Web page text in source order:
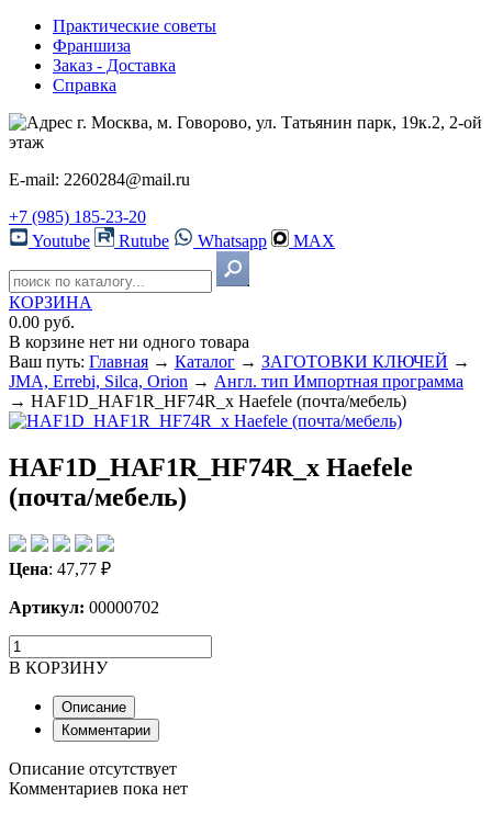
Практические советы
Франшиза
Заказ - Доставка
Справка
г. Москва, м. Говорово, ул. Татьянин парк, 19к.2, 2-ой
этаж
E-mail: 2260284@mail.ru
+7 (985) 185-23-20
Youtube
Rutube Whatsapp MAX
КОРЗИНА
0.00 руб.
В корзине нет ни одного товара
Ваш путь: Главная → Каталог → ЗАГОТОВКИ КЛЮЧЕЙ →
JMA, Errebi, Silca, Orion → Англ. тип Импортная программа
→ HAF1D_HAF1R_HF74R_x Haefele (почта/мебель)
HAF1D_HAF1R_HF74R_x Haefele
(почта/мебель)
Цена: 47,77 ₽
Артикул: 00000702
В КОРЗИНУ
Описание
Комментарии
Описание отсутствует
Комментариев пока нет